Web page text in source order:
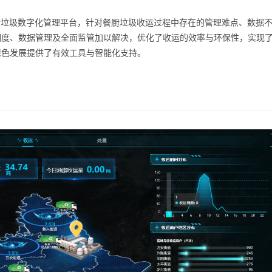
圾数字化管理平台，针对餐厨垃圾收运过程中存在的管理难点、数据不
、数据管理及全面监管加以解决，优化了收运的效率与环保性，实现
发展提供了有效工具与智能化支持。